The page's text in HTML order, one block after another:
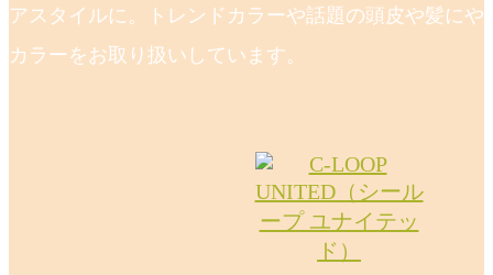
アスタイルに。トレンドカラーや話題の頭皮や髪にや
カラーをお取り扱いしています。